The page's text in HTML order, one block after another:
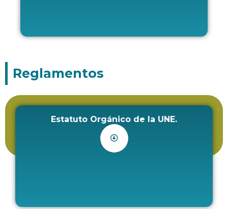
Reglamentos
Estatuto Orgánico de la UNE.